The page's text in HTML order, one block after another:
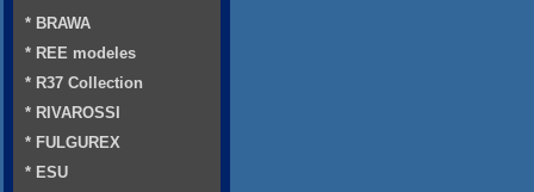
* BRAWA
* REE modeles
* R37 Collection
* RIVAROSSI
* FULGUREX
* ESU